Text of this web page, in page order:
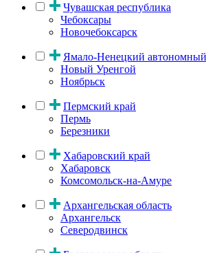
Чувашская республика
Чебоксары
Новочебоксарск
Ямало-Ненецкий
Новый Уренгой
Ноябрьск
Пермский край
Пермь
Березники
Хабаровский край
Хабаровск
Комсомольск-на-Амуре
Архангельская область
Архангельск
Северодвинск